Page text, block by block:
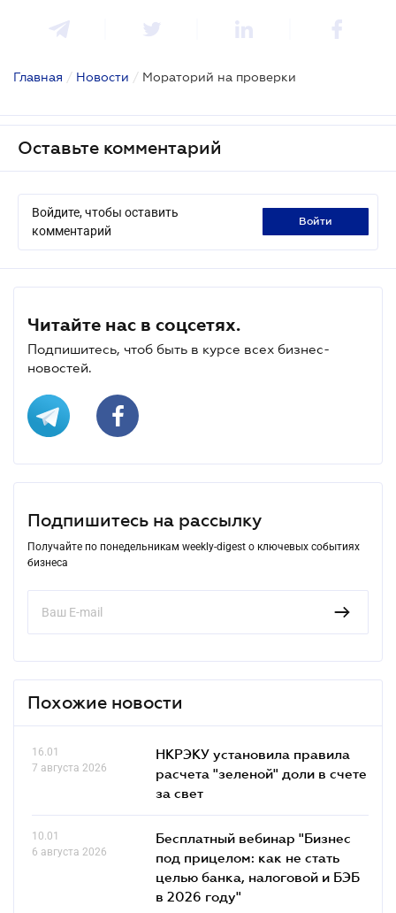
Главная / Новости / Мораторий на проверки
Оставьте комментарий
Войдите, чтобы оставить
комментарий
войти
Читайте нас в соцсетях.
Подпишитесь, чтоб быть в курсе всех бизнес-
новостей.
Подпишитесь на рассылку
Получайте по понедельникам weekly-digest о ключевых событиях
бизнеса
Похожие новости
16.01
7 августа 2026
НКРЭКУ установила правила
расчета "зеленой" доли в счете
за свет
10.01
6 августа 2026
Бесплатный вебинар "Бизнес
под прицелом: как не стать
целью банка, налоговой и БЭБ
в 2026 году"